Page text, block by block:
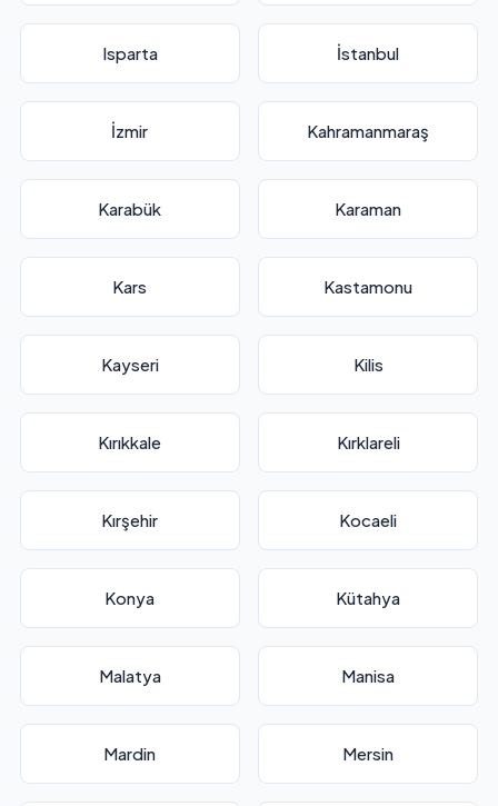
Isparta İstanbul
İzmir Kahramanmaraş
Karabük Karaman
Kars Kastamonu
Kayseri Kilis
Kırıkkale Kırklareli
Kırşehir Kocaeli
Konya Kütahya
Malatya Manisa
Mardin Mersin